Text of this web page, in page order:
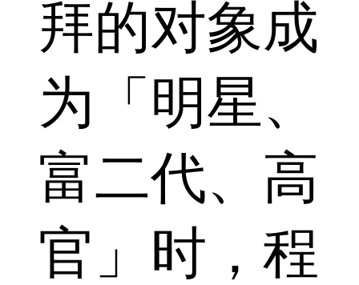
拜的对象成
为「明星、
富二代、高
官」时，程